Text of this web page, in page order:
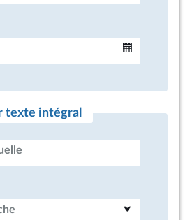
texte intégral